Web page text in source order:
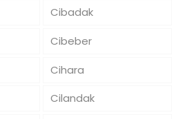
Cibadak
Cibeber
Cihara
Cilandak